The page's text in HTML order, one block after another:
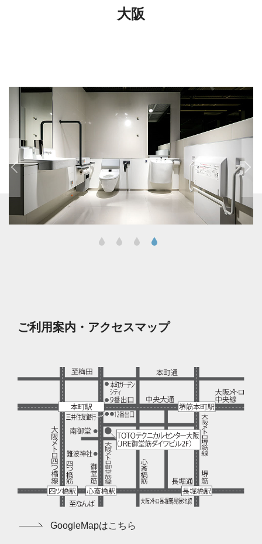
大阪
ご利用案内・アクセスマップ
GoogleMapはこちら